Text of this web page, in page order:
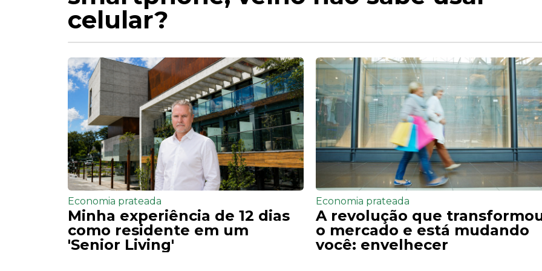
celular?
Economia prateada
Minha experiência de 12 dias
como residente em um
'Senior Living'
Economia prateada
A revolução que
o mercado e está mudando
você: envelhecer